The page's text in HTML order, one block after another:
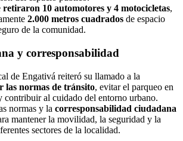
retiraron 10 automotores y 4 motocicletas,
2.000 metros cuadrados de espacio
de la comunidad.
y corresponsabilidad
de Engativá reiteró su llamado a la
las normas de tránsito, evitar el parqueo en
contribuir al cuidado del entorno urbano.
normas y la corresponsabilidad ciudadana
mantener la movilidad, la seguridad y la
sectores de la localidad.